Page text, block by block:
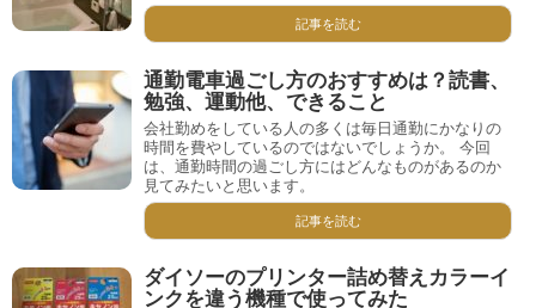
記事を読む
通勤電車過ごし方のおすすめは？読書、
勉強、運動他、できること
会社勤めをしている人の多くは毎日通勤にかなりの
時間を費やしているのではないでしょうか。 今回
は、通勤時間の過ごし方にはどんなものがあるのか
見てみたいと思います。
記事を読む
ダイソーのプリンター詰め替えカラーイ
ンクを違う機種で使ってみた